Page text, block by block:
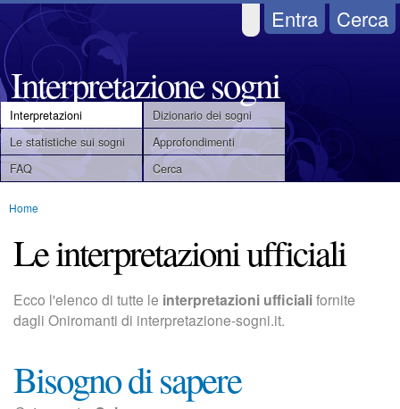
al
contenuto
principale
Cerca
Entra
Interpretazione sogni
M
e
n
u
p
Interpretazioni
Dizionario dei sogni
Le statistiche sui sogni
Approfondimenti
FAQ
Cerca
Tu
sei
qui
Home
Le interpretazioni ufficiali
Ecco l'elenco di tutte le interpretazioni ufficialifornite
dagli Oniromanti di interpretazione-sogni.it.
Bisogno di sapere